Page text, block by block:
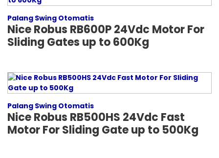
Palang Swing Otomatis
Nice Robus RB600P 24Vdc Motor For
Sliding Gates up to 600Kg
Palang Swing Otomatis
Nice Robus RB500HS 24Vdc Fast
Motor For Sliding Gate up to 500Kg